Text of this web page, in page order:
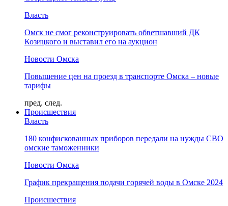
Власть
Омск не смог реконструировать обветшавший ДК
Козицкого и выставил его на аукцион
Новости Омска
Повышение цен на проезд в транспорте Омска – новые
тарифы
пред. след.
Происшествия
Власть
180 конфискованных приборов передали на нужды СВО
омские таможенники
Новости Омска
График прекращения подачи горячей воды в Омске 2024
Происшествия